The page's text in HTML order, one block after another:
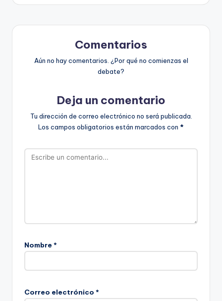
Comentarios
Aún no hay comentarios. ¿Por qué no comienzas el
debate?
Deja un comentario
Tu dirección de correo electrónico no será publicada.
Los campos obligatorios están marcados con *
Nombre *
Correo electrónico *